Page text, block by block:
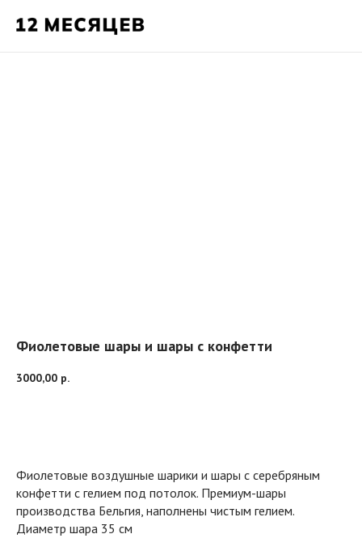
Фиолетовые шары и шары с конфетти
3000,00 р.
Фиолетовые воздушные шарики и шары с серебряным
конфетти с гелием под потолок. Премиум-шары
производства Бельгия, наполнены чистым гелием.
Диаметр шара 35 см